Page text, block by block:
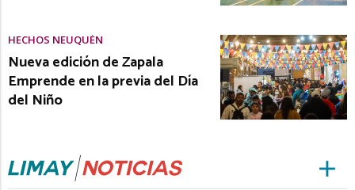
HECHOS NEUQUÉN
Nueva edición de Zapala
Emprende en la previa del Día
del Niño